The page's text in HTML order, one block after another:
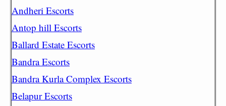
Andheri Escorts
Antop hill Escorts
Ballard Estate Escorts
Bandra Escorts
Bandra Kurla Complex Escorts
Belapur Escorts